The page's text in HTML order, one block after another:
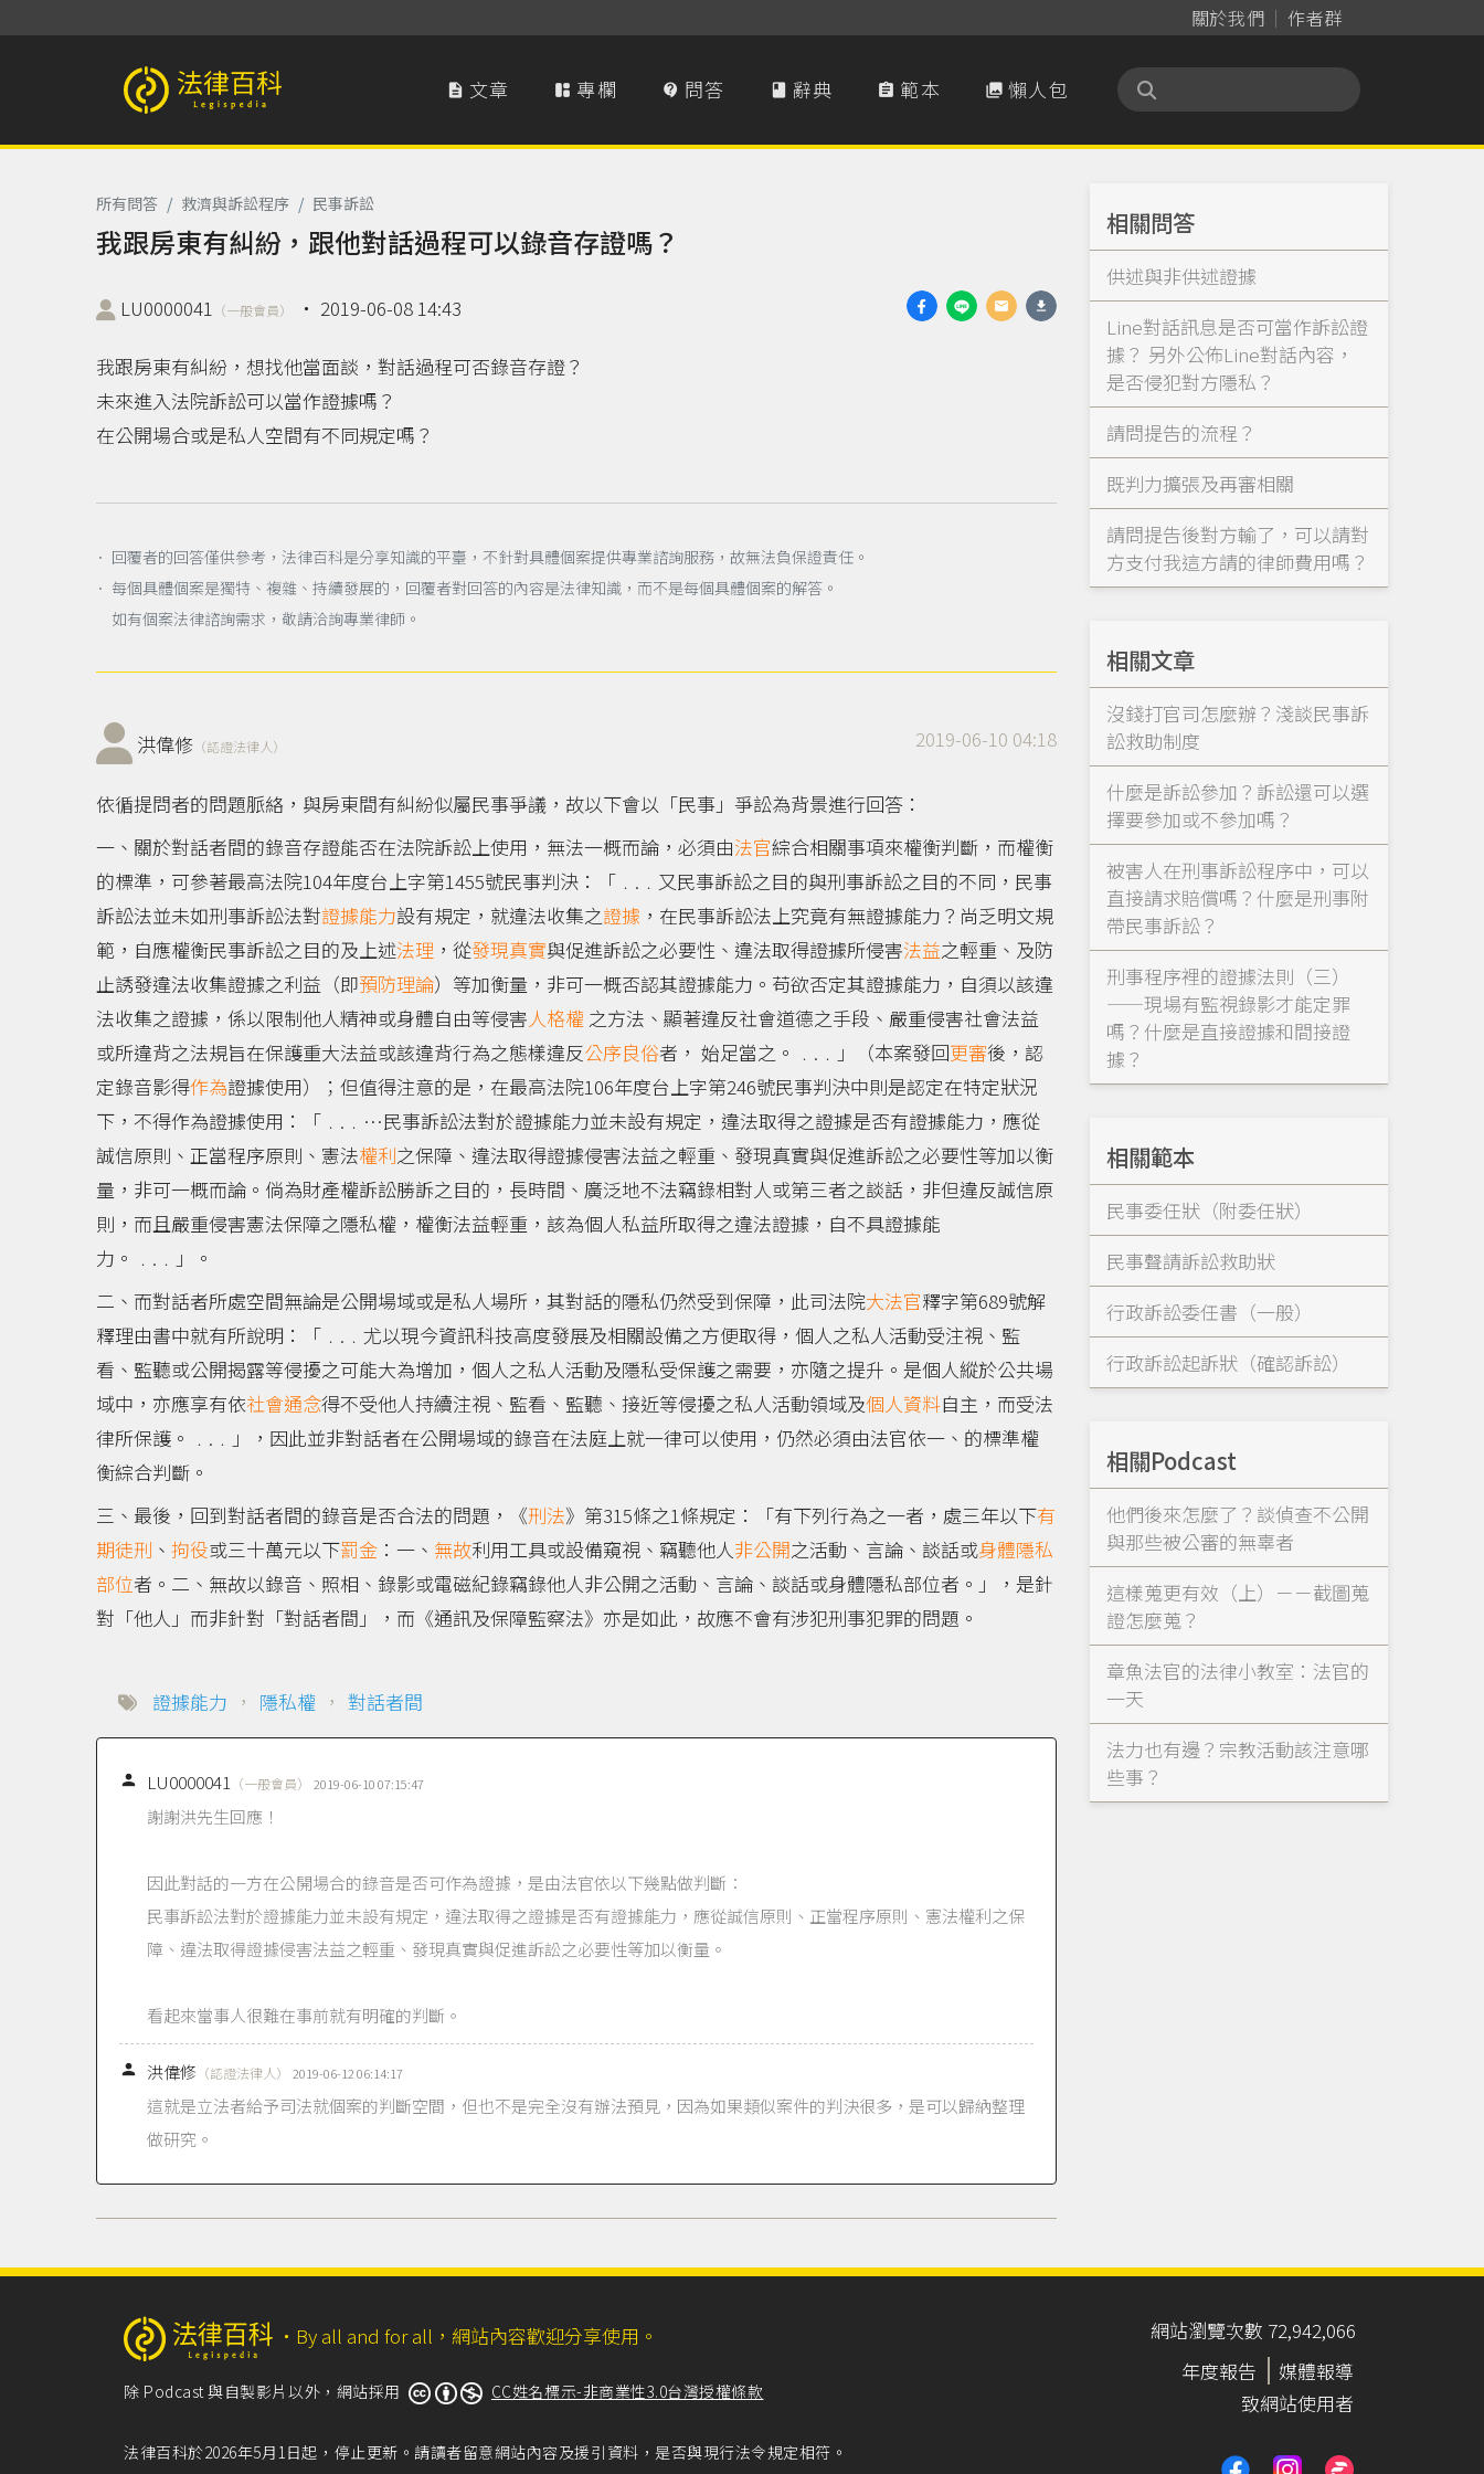
關於我們 作者群
法律百科 Legispedia  文章  專欄  問答  辭典  範本  懶人包
所有問答 / 救濟與訴訟程序 / 民事訴訟
我跟房東有糾紛，跟他對話過程可以錄音存證嗎？
LU0000041 （一般會員） ‧ 2019-06-08 14:43
我跟房東有糾紛，想找他當面談，對話過程可否錄音存證？
未來進入法院訴訟可以當作證據嗎？
在公開場合或是私人空間有不同規定嗎？
． 回覆者的回答僅供參考，法律百科是分享知識的平臺，不針對具體個案提供專業諮詢服務，故無法負保證責任。
． 每個具體個案是獨特、複雜、持續發展的，回覆者對回答的內容是法律知識，而不是每個具體個案的解答。
如有個案法律諮詢需求，敬請洽詢專業律師。
洪偉修 （認證法律人） 2019-06-10 04:18
依循提問者的問題脈絡，與房東間有糾紛似屬民事爭議，故以下會以「民事」爭訟為背景進行回答：
一、關於對話者間的錄音存證能否在法院訴訟上使用，無法一概而論，必須由法官綜合相關事項來權衡判斷，而權衡
的標準，可參著最高法院104年度台上字第1455號民事判決：「﹒.﹒又民事訴訟之目的與刑事訴訟之目的不同，民事
訴訟法並未如刑事訴訟法對證據能力設有規定，就違法收集之證據 ，在民事訴訟法上究竟有無證據能力？尚乏明文規
範，自應權衡民事訴訟之目的及上述法理 ，從發現真實與促進訴訟之必要性、違法取得證據所侵害法益之輕重、及防
止誘發違法收集證據之利益（即預防理論）等加衡量，非可一概否認其證據能力。苟欲否定其證據能力，自須以該違
法收集之證據，係以限制他人精神或身體自由等侵害人格權 之方法、顯著違反社會道德之手段、嚴重侵害社會法益
或所違背之法規旨在保護重大法益或該違背行為之態樣違反公序良俗者， 始足當之。﹒.﹒」（本案發回更審後，認
定錄音影得作為證據使用）；但值得注意的是，在最高法院106年度台上字第246號民事判決中則是認定在特定狀況
下，不得作為證據使用：「﹒.﹒…民事訴訟法對於證據能力並未設有規定，違法取得之證據是否有證據能力，應從
誠信原則、正當程序原則、憲法權利之保障、違法取得證據侵害法益之輕重、發現真實與促進訴訟之必要性等加以衡
量，非可一概而論。倘為財產權訴訟勝訴之目的，長時間、廣泛地不法竊錄相對人或第三者之談話，非但違反誠信原
則，而且嚴重侵害憲法保障之隱私權，權衡法益輕重，該為個人私益所取得之違法證據，自不具證據能
力。﹒.﹒」。
二、而對話者所處空間無論是公開場域或是私人場所，其對話的隱私仍然受到保障，此司法院大法官釋字第689號解
釋理由書中就有所說明：「﹒.﹒尤以現今資訊科技高度發展及相關設備之方便取得，個人之私人活動受注視、監
看、監聽或公開揭露等侵擾之可能大為增加，個人之私人活動及隱私受保護之需要，亦隨之提升。是個人縱於公共場
域中，亦應享有依社會通念得不受他人持續注視、監看、監聽、接近等侵擾之私人活動領域及個人資料自主，而受法
律所保護。﹒.﹒」，因此並非對話者在公開場域的錄音在法庭上就一律可以使用，仍然必須由法官依一、的標準權
衡綜合判斷。
三、最後，回到對話者間的錄音是否合法的問題，《刑法》第315條之1條規定：「有下列行為之一者，處三年以下有
期徒刑 、 拘役或三十萬元以下罰金 ：一、 無故利用工具或設備窺視、竊聽他人非公開之活動、言論、談話或身體隱私
部位者。二、無故以錄音、照相、錄影或電磁紀錄竊錄他人非公開之活動、言論、談話或身體隱私部位者。」，是針
對「他人」而非針對「對話者間」，而《通訊及保障監察法》亦是如此，故應不會有涉犯刑事犯罪的問題。
證據能力 ， 隱私權 ， 對話者間
 LU0000041 （一般會員） 2019-06-10 07:15:47
謝謝洪先生回應！
因此對話的一方在公開場合的錄音是否可作為證據，是由法官依以下幾點做判斷：
民事訴訟法對於證據能力並未設有規定，違法取得之證據是否有證據能力，應從誠信原則、正當程序原則、憲法權利之保
障、違法取得證據侵害法益之輕重、發現真實與促進訴訟之必要性等加以衡量。
看起來當事人很難在事前就有明確的判斷。
 洪偉修 （認證法律人） 2019-06-12 06:14:17
這就是立法者給予司法就個案的判斷空間，但也不是完全沒有辦法預見，因為如果類似案件的判決很多，是可以歸納整理
做研究。
相關問答
供述與非供述證據
Line對話訊息是否可當作訴訟證
據？ 另外公佈Line對話內容，
是否侵犯對方隱私？
請問提告的流程？
既判力擴張及再審相關
請問提告後對方輸了，可以請對
方支付我這方請的律師費用嗎？
相關文章
沒錢打官司怎麼辦？淺談民事訴
訟救助制度
什麼是訴訟參加？訴訟還可以選
擇要參加或不參加嗎？
被害人在刑事訴訟程序中，可以
直接請求賠償嗎？什麼是刑事附
帶民事訴訟？
刑事程序裡的證據法則（三）
——現場有監視錄影才能定罪
嗎？什麼是直接證據和間接證
據？
相關範本
民事委任狀（附委任狀）
民事聲請訴訟救助狀
行政訴訟委任書（一般）
行政訴訟起訴狀（確認訴訟）
相關Podcast
他們後來怎麼了？談偵查不公開
與那些被公審的無辜者
這樣蒐更有效（上）－－截圖蒐
證怎麼蒐？
章魚法官的法律小教室：法官的
一天
法力也有邊？宗教活動該注意哪
些事？
‧ By all and for all，網站內容歡迎分享使用。
除 Podcast 與自製影片以外，網站採用 CC姓名標示-非商業性3.0台灣授權條款
法律百科於2026年5月1日起，停止更新。請讀者留意網站內容及援引資料，是否與現行法令規定相符。
網站瀏覽次數 72,942,066
年度報告
媒體報導
致網站使用者